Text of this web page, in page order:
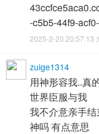
-c5b5-44f9-
2025-2-20 20:57:13
zuige1314
用神形容我..真
世界臣服与我
我不介意亲手
神吗 有点意思